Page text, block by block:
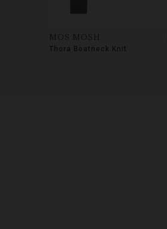
MOS MOSH
Thora Boatneck Knit